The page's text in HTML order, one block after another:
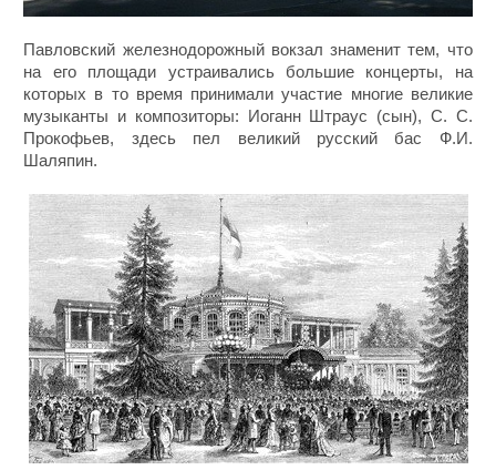
Павловский железнодорожный вокзал знаменит тем, что
на его площади устраивались большие концерты, на
которых в то время принимали участие многие великие
музыканты и композиторы: Иоганн Штраус (сын), С. С.
Прокофьев, здесь пел великий русский бас Ф.И.
Шаляпин.